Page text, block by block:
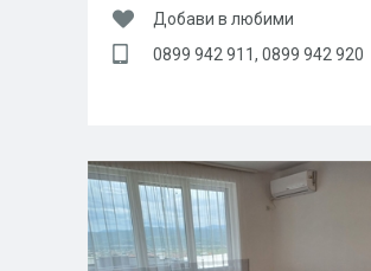
Добави в любими
0899 942 911, 0899 942 920